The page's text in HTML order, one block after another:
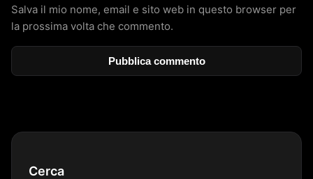
Salva il mio nome, email e sito web in questo browser per
la prossima volta che commento.
Cerca